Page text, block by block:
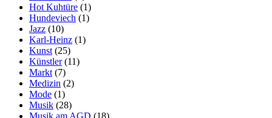
Hot Kuhtüre (1)
Hundeviech (1)
Jazz (10)
Karl-Heinz (1)
Kunst (25)
Künstler(11)
Markt (7)
Medizin (2)
Mode (1)
Musik (28)
Musik am AGD (18)